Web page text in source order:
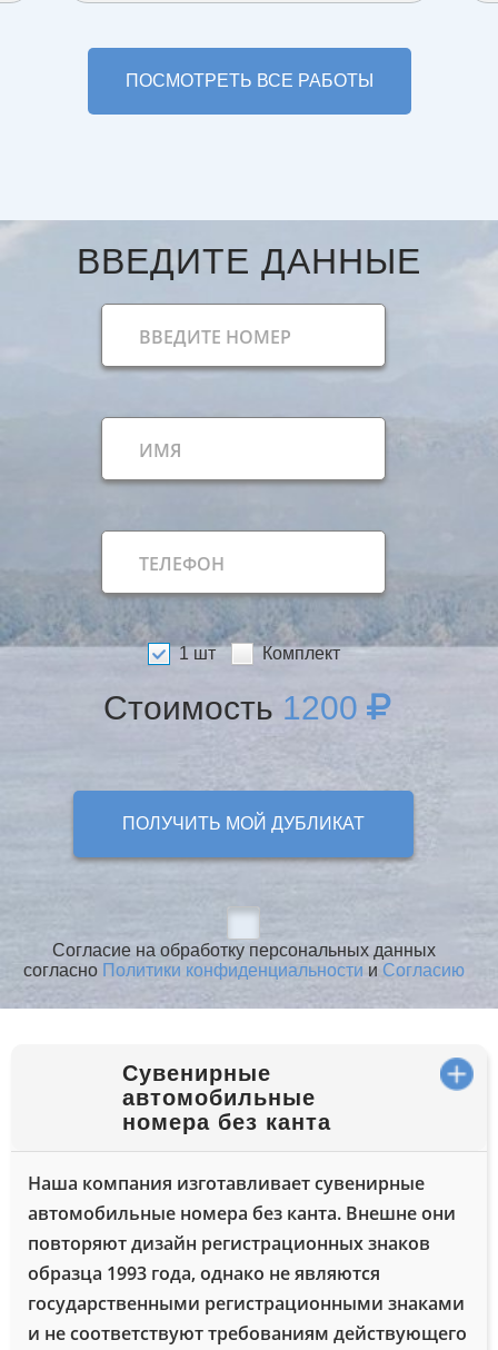
ПОСМОТРЕТЬ ВСЕ РАБОТЫ
ВВЕДИТЕ ДАННЫЕ
1 шт Комплект
Стоимость 1200
ПОЛУЧИТЬ МОЙ ДУБЛИКАТ
Согласие на обработку персональных данных
согласно Политики конфиденциальности и Согласию
Сувенирные
автомобильные
номера без канта
Наша компания изготавливает сувенирные
автомобильные номера без канта. Внешне они
повторяют дизайн регистрационных знаков
образца 1993 года, однако не являются
государственными регистрационными знаками
и не соответствуют требованиям действующего